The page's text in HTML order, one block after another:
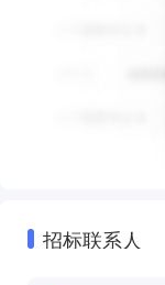
招标联系人